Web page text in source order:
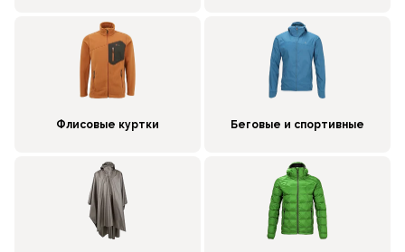
Флисовые куртки Беговые и спортивные